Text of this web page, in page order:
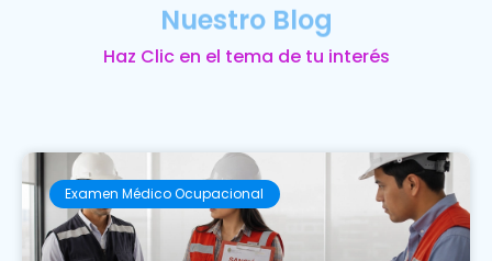
Nuestro Blog
Haz Clic en el tema de tu interés
Examen Médico Ocupacional